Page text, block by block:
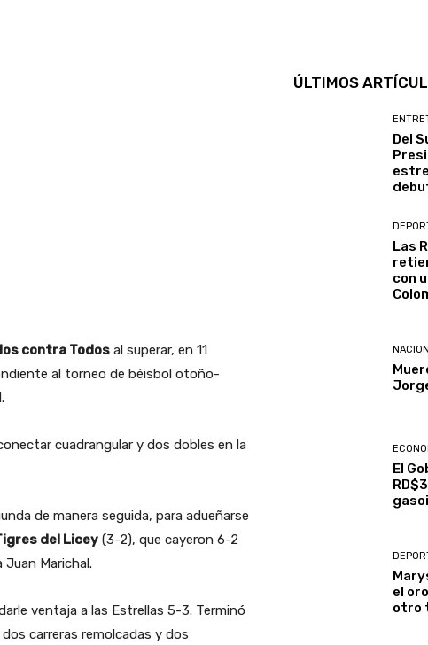
contra Todos al superar, en 11
al torneo de béisbol otoño-
cuadrangular y dos dobles en la
de manera seguida, para adueñarse
del Licey (3-2), que cayeron 6-2
Marichal.
ventaja a las Estrellas 5-3. Terminó
carreras remolcadas y dos
ÚLTIMOS
Del
Las
con
El
el
otro